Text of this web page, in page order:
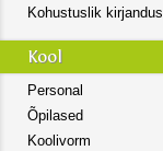
Kohustuslik kirjandus
Personal
Õpilased
Koolivorm